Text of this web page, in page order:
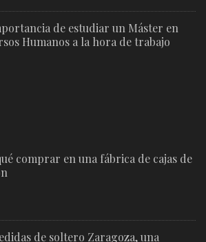
de estudiar un Máster en
Humanos a la hora de trabajo
comprar en una fábrica de cajas de
de soltero Zaragoza, una